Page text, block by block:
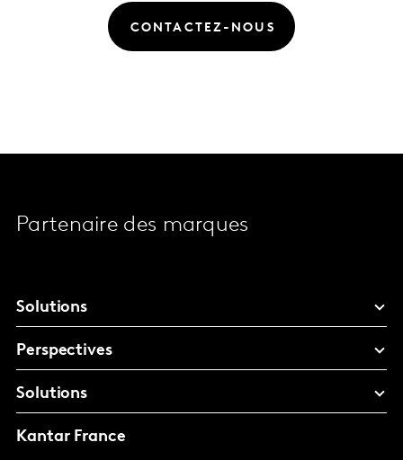
CONTACTEZ-NOUS
Partenaire des marques
Solutions
Perspectives
Solutions
Kantar France